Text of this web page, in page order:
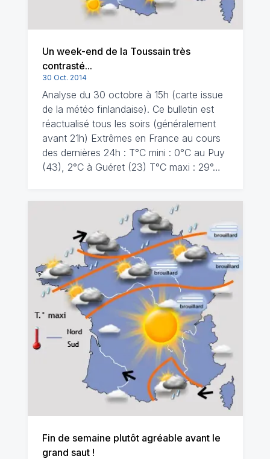
Un week-end de la Toussain très
contrasté...
30 Oct. 2014
Analyse du 30 octobre à 15h (carte issue
de la météo finlandaise). Ce bulletin est
réactualisé tous les soirs (généralement
avant 21h) Extrêmes en France au cours
des dernières 24h : T°C mini : 0°C au Puy
(43), 2°C à Guéret (23) T°C maxi : 29°…
Fin de semaine plutôt agréable avant le
grand saut !